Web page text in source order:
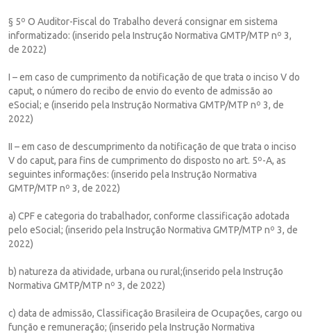
§ 5º O Auditor-Fiscal do Trabalho deverá consignar em sistema
informatizado: (inserido pela Instrução Normativa GMTP/MTP nº 3,
de 2022)
I – em caso de cumprimento da notificação de que trata o inciso V do
caput, o número do recibo de envio do evento de admissão ao
eSocial; e (inserido pela Instrução Normativa GMTP/MTP nº 3, de
2022)
II – em caso de descumprimento da notificação de que trata o inciso
V do caput, para fins de cumprimento do disposto no art. 5º-A, as
seguintes informações: (inserido pela Instrução Normativa
GMTP/MTP nº 3, de 2022)
a) CPF e categoria do trabalhador, conforme classificação adotada
pelo eSocial; (inserido pela Instrução Normativa GMTP/MTP nº 3, de
2022)
b) natureza da atividade, urbana ou rural;(inserido pela Instrução
Normativa GMTP/MTP nº 3, de 2022)
c) data de admissão, Classificação Brasileira de Ocupações, cargo ou
função e remuneração; (inserido pela Instrução Normativa